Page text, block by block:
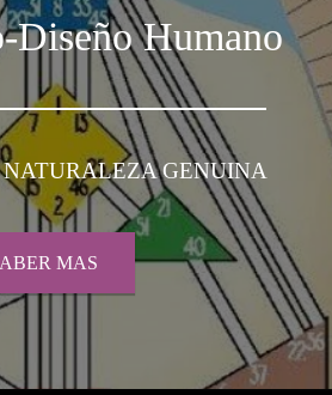
Diseño Humano
GENUINA
MAS